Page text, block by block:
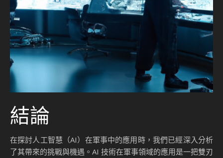
結論
在探討人工智慧（AI）在軍事中的應用時，我們已經深入分析
了其帶來的挑戰與機遇。AI 技術在軍事領域的應用是一把雙刃